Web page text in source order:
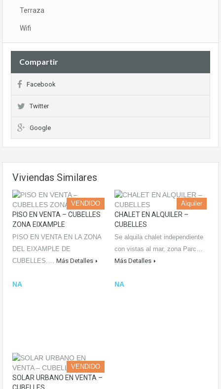
Terraza
Wifi
Compartir
Facebook
Twitter
Google
Viviendas Similares
VENDIDO
PISO EN VENTA – CUBELLES
ZONA EIXAMPLE
PISO EN VENTA EN LA ZONA
DEL EIXAMPLE DE
CUBELLES.… Más Detalles
NA
Alquiler
CHALET EN ALQUILER –
CUBELLES
Se alquila chalet independiente
con vistas al mar, zona Parc…
Más Detalles
NA
VENDIDO
SOLAR URBANO EN VENTA –